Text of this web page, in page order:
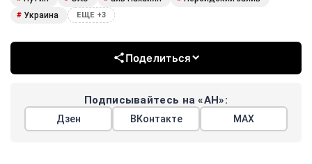
# Украина ЕЩЕ +3
Поделиться
Подписывайтесь на «АН»:
Дзен ВКонтакте МАХ